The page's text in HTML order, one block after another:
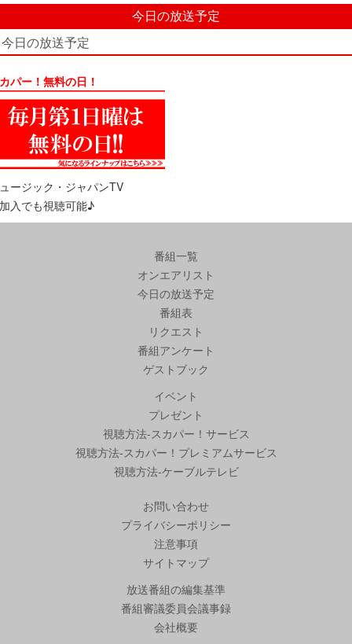
今日の放送予定
今日の放送予定
パー！無料の日！
ージック・ジャパンTV
入でも視聴可能♪
番組一覧
オンエアリスト
今日の放送予定
番組表
リクエスト
番組アンケート
ゲストブック
イベント
プレゼント
視聴方法-スカパー！サービス
視聴方法-スカパー！プレミアムサービス
視聴方法-ケーブルテレビ
お問い合わせ
プライバシーポリシー
注意事項
サイトマップ
放送番組の編集基準
番組審議委員会議事録
会社概要